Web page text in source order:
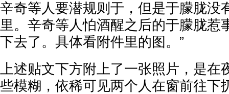
辛奇等人要潜规则于，但是于朦胧没
里。辛奇等人怕酒醒之后的于朦胧惹
下去了。具体看附件里的图。”
上述贴文下方附上了一张照片，是在
些模糊，依稀可见两个人在窗前往下